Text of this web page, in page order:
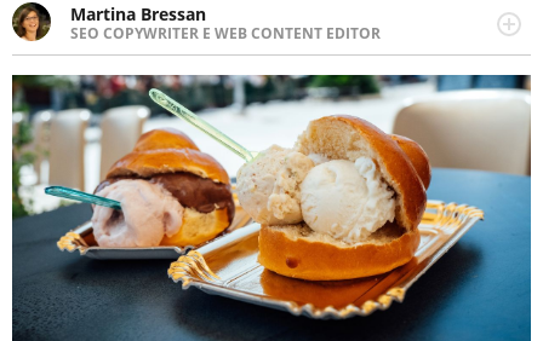
Martina Bressan
SEO COPYWRITER E WEB CONTENT EDITOR
Appassionata di viaggi, di trail running e di yoga, ama
scoprire nuovi posti e nuove culture. Curiosa,
determinata e intraprendente adora leggere ma
soprattutto scrivere.